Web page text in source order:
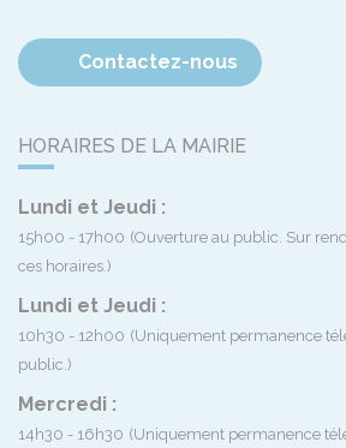
Contactez-nous
HORAIRES DE LA MAIRIE
Lundi et Jeudi :
15h00 - 17h00 (Ouverture au public. Sur
ces horaires.)
Lundi et Jeudi :
10h30 - 12h00 (Uniquement permanence
public.)
Mercredi :
14h30 - 16h30 (Uniquement permanence